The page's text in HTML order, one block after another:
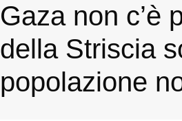
Gaza non c’è
della Striscia
popolazione